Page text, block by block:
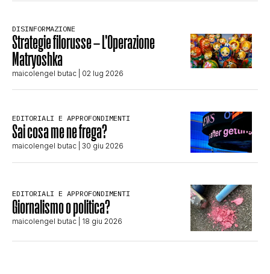
DISINFORMAZIONE
Strategie filorusse – L’Operazione
Matryoshka
maicolengel butac | 02 lug 2026
EDITORIALI E APPROFONDIMENTI
Sai cosa me ne frega?
maicolengel butac | 30 giu 2026
EDITORIALI E APPROFONDIMENTI
Giornalismo o politica?
maicolengel butac | 18 giu 2026